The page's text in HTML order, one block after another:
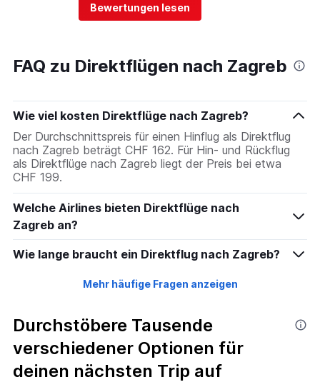
Bewertungen lesen
FAQ zu Direktflügen nach Zagreb
Wie viel kosten Direktflüge nach Zagreb?
Der Durchschnittspreis für einen Hinflug als Direktflug
nach Zagreb beträgt CHF 162. Für Hin- und Rückflug
als Direktflüge nach Zagreb liegt der Preis bei etwa
CHF 199.
Welche Airlines bieten Direktflüge nach
Zagreb an?
Wie lange braucht ein Direktflug nach Zagreb?
Mehr häufige Fragen anzeigen
Durchstöbere Tausende
verschiedener Optionen für
deinen nächsten Trip auf